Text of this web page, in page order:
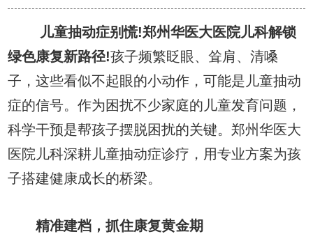
儿童抽动症别慌!郑州华医大医院儿科解锁
绿色康复新路径!孩子频繁眨眼、耸肩、清嗓
子，这些看似不起眼的小动作，可能是儿童抽动
症的信号。作为困扰不少家庭的儿童发育问题，
科学干预是帮孩子摆脱困扰的关键。郑州华医大
医院儿科深耕儿童抽动症诊疗，用专业方案为孩
子搭建健康成长的桥梁。
精准建档，抓住康复黄金期